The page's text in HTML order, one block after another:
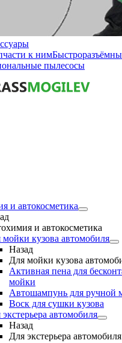
к ним
пылесосы
и автокосметика
и автокосметика
мойки кузова автомобиля
Назад
Для мойки кузова
Активная пена для
мойки
Автошампунь для ручной
Воск для сушки кузова
экстерьера автомобиля
Назад
Для экстерьера автомобиля